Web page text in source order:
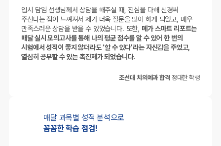
입시 담임 선생님께서 상담을 해주실 때, 진심을 다해 신경써
주신다는 점이 느껴져서 제가 더욱 질문을 많이 하게 되었고, 매우
만족스러운 상담을 받을 수 있었습니다. 또한, 메가 스마트 리포트는
매달 실시 모의고사를 통해 나의 평균 점수를 알 수 있어 한 번의
시험에서 성적이 좋지 않더라도 ‘할 수 있다’라는 자신감을 주었고,
열심히 공부할 수 있는 촉진제가 되었습니다.
조선대 치의예과 합격 정대한 학생
매달 과목별 성적 분석으로
꼼꼼한 학습 점검!